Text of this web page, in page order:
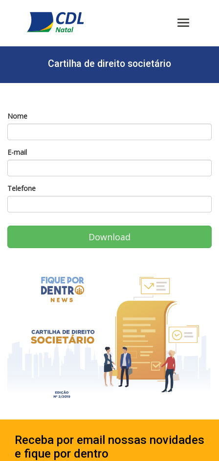
Cartilha de direito societário
Nome
E-mail
Telefone
Receba por email nossas novidades
e fique por dentro